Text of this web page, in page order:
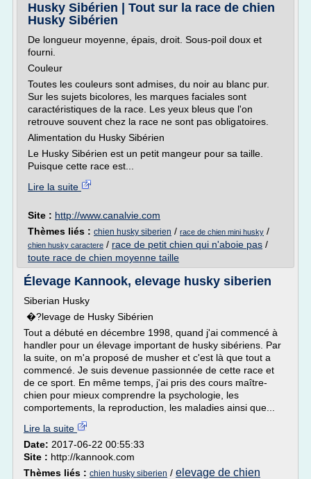
Husky Sibérien | Tout sur la race de chien
Husky Sibérien
De longueur moyenne, épais, droit. Sous-poil doux et
fourni.
Couleur
Toutes les couleurs sont admises, du noir au blanc pur.
Sur les sujets bicolores, les marques faciales sont
caractéristiques de la race. Les yeux bleus que l'on
retrouve souvent chez la race ne sont pas obligatoires.
Alimentation du Husky Sibérien
Le Husky Sibérien est un petit mangeur pour sa taille.
Puisque cette race est...
Lire la suite
Site : http://www.canalvie.com
Thèmes liés : chien husky siberien / race de chien mini husky /
chien husky caractere / race de petit chien qui n'aboie pas /
toute race de chien moyenne taille
Élevage Kannook, elevage husky siberien
Siberian Husky
�?levage de Husky Sibérien
Tout a débuté en décembre 1998, quand j'ai commencé à
handler pour un élevage important de husky sibériens. Par
la suite, on m'a proposé de musher et c'est là que tout a
commencé. Je suis devenue passionnée de cette race et
de ce sport. En même temps, j'ai pris des cours maître-
chien pour mieux comprendre la psychologie, les
comportements, la reproduction, les maladies ainsi que...
Lire la suite
Date: 2017-06-22 00:55:33
Site : http://kannook.com
Thèmes liés : chien husky siberien / elevage de chien